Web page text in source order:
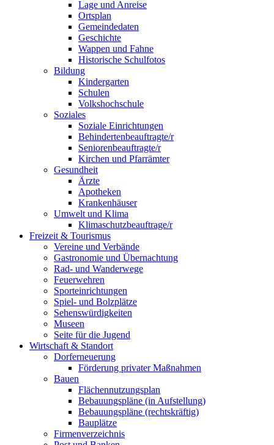
Lage und Anreise
Ortsplan
Gemeindedaten
Geschichte
Wappen und Fahne
Historische Schulfotos
Bildung
Kindergarten
Schulen
Volkshochschule
Soziales
Soziale Einrichtungen
Behindertenbeauftragte/r
Seniorenbeauftragte/r
Kirchen und Pfarrämter
Gesundheit
Ärzte
Apotheken
Krankenhäuser
Umwelt und Klima
Klimaschutzbeauftrage/r
Freizeit & Tourismus
Vereine und Verbände
Gastronomie und Übernachtung
Rad- und Wanderwege
Feuerwehren
Sporteinrichtungen
Spiel- und Bolzplätze
Sehenswürdigkeiten
Museen
Seite für die Jugend
Wirtschaft & Standort
Dorferneuerung
Förderung privater Maßnahmen
Bauen
Flächennutzungsplan
Bebauungspläne (in Aufstellung)
Bebauungspläne (rechtskräftig)
Bauplätze
Firmenverzeichnis